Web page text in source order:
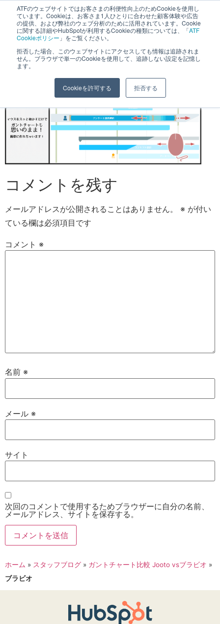
ATFのウェブサイトではお客さまの利便性向上のためCookieを使用し
ています。Cookieは、お客さま1人ひとりに合わせた顧客体験や広告
の提供、および弊社のウェブ分析のために活用されています。Cookie
に関する詳細やHubSpotが利用するCookieの種類については、「ATF
Cookieポリシー 」をご覧ください。
拒否した場合、このウェブサイトにアクセスしても情報は追跡されま
せん。ブラウザで単一のCookieを使用して、追跡しない設定を記憶し
ます。
Cookieを許可する 拒否する
長野県長野市・松本市ウェブ制作事業部 コンサルティングFIRM
ブラビオ
コメントを残す
メールアドレスが公開されることはありません。 ※ が付い
ている欄は必須項目です
コメント ※
名前 ※
メール ※
サイト
次回のコメントで使用するためブラウザーに自分の名前、
メールアドレス、サイトを保存する。
ホーム » スタッフブログ » ガントチャート比較 Jooto vsブラビオ »
ブラビオ